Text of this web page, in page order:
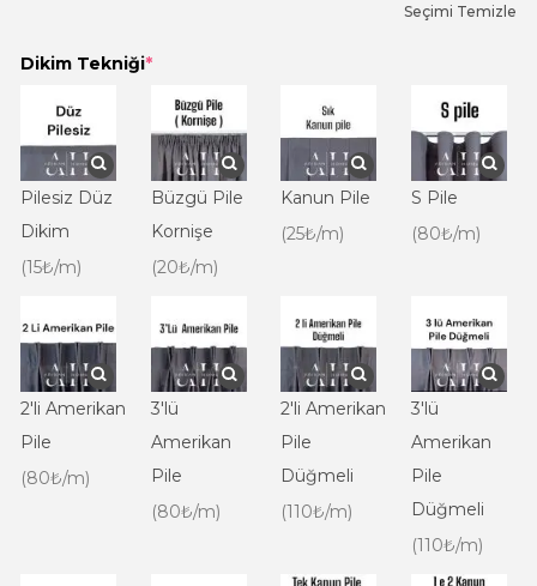
Seçimi Temizle
Dikim Tekniği*
Pilesiz Düz
Dikim
(15₺/m)
Büzgü Pile
Kornişe
(20₺/m)
Kanun Pile
(25₺/m)
S Pile
(80₺/m)
2'li Amerikan
Pile
(80₺/m)
3'lü
Amerikan
Pile
(80₺/m)
2'li Amerikan
Pile
Düğmeli
(110₺/m)
3'lü
Amerikan
Pile
Düğmeli
(110₺/m)